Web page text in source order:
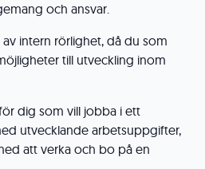
och ansvar.
intern rörlighet, då du som
till utveckling inom
dig som vill jobba i ett
utvecklande arbetsuppgifter,
att verka och bo på en